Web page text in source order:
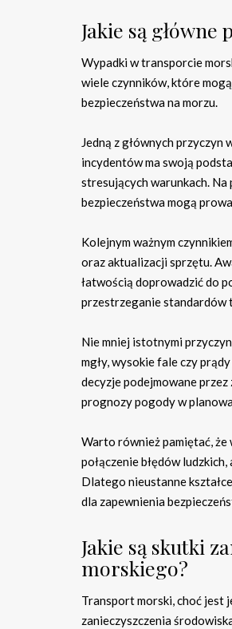
Jakie są
Wypadki w transporcie
wiele czynników, które
bezpieczeństwa na morzu.
Jedną z głównych przyczyn
incydentów ma swoją
stresujących warunkach.
bezpieczeństwa mogą
Kolejnym ważnym
oraz aktualizacji sprzętu.
łatwością doprowadzić do
przestrzeganie standardów
Nie mniej istotnymi
mgły, wysokie fale czy
decyzje podejmowane
prognozy pogody w
Warto również pamiętać, że
połączenie błędów
Dlatego nieustanne
dla zapewnienia
Jakie są skutki
morskiego?
Transport morski, choć jest
zanieczyszczenia